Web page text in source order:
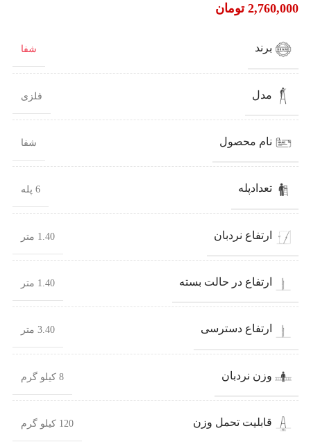
2,760,000 تومان
برند شفا
مدل فلزی
نام محصول شفا
تعدادپله 6 پله
ارتفاع نردبان 1.40 متر
ارتفاع در حالت بسته 1.40 متر
ارتفاع دسترسی 3.40 متر
وزن نردبان 8 کیلو گرم
قابلیت تحمل وزن 120 کیلو گرم